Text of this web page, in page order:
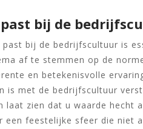
bij de
bij de bedrijfscultuur is
af te stemmen op de
en betekenisvolle
is met de bedrijfscultuur
laat zien dat u waarde hecht
feestelijke sfeer die niet